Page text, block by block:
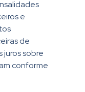
e
de
juros sobre
conforme